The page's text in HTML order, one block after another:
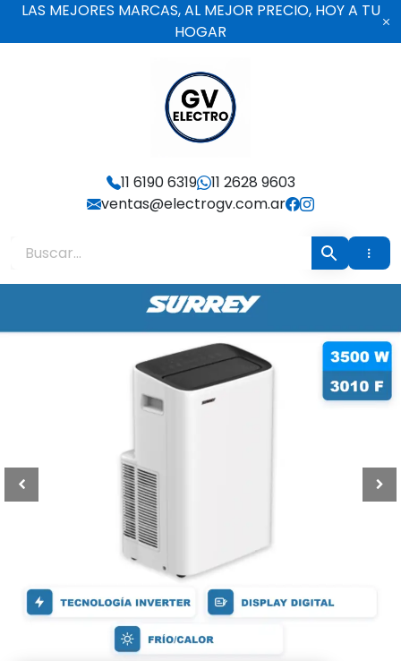
LAS MEJORES MARCAS, AL MEJOR PRECIO, HOY A TU
HOGAR
Electro GV
11 6190 6319
11 2628 9603
ventas@electrogv.com.ar